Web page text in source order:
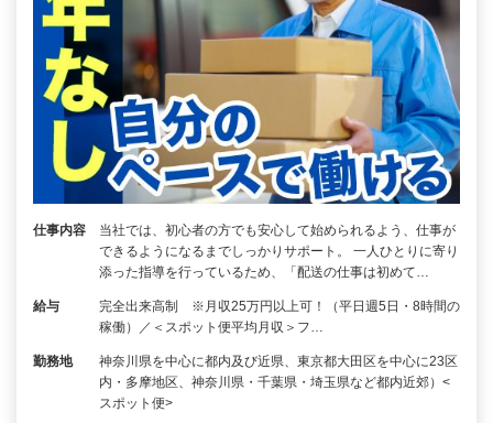
仕事内容
当社では、初心者の方でも安心して始められるよう、仕事が
できるようになるまでしっかりサポート。 一人ひとりに寄り
添った指導を行っているため、「配送の仕事は初めて…
給与
完全出来高制 ※月収25万円以上可！（平日週5日・8時間の
稼働）／＜スポット便平均月収＞フ…
勤務地
神奈川県を中心に都内及び近県、東京都大田区を中心に23区
内・多摩地区、神奈川県・千葉県・埼玉県など都内近郊）<
スポット便>